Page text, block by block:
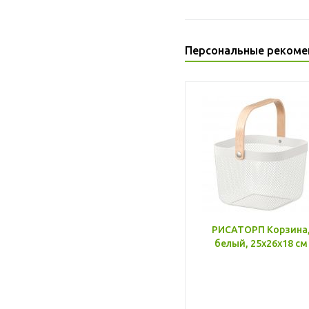
Персональные
РИСАТОРП
белый, 25x26x18 см